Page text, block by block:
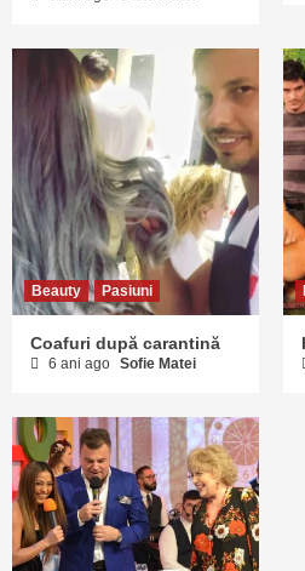
Beauty Pasiuni
Coafuri după carantină
6 ani ago Sofie Matei